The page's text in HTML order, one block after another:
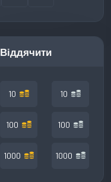
Віддячити
10
100
1000
10
100
1000